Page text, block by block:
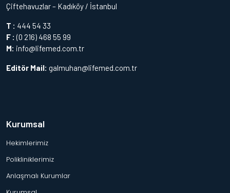
Çiftehavuzlar – Kadıköy / İstanbul
T : 444 54 33
F : (0 216) 468 55 99
M: info@lifemed.com.tr
Editör Mail: galmuhan@lifemed.com.tr
Kurumsal
Hekimlerimiz
Polikliniklerimiz
Anlaşmalı Kurumlar